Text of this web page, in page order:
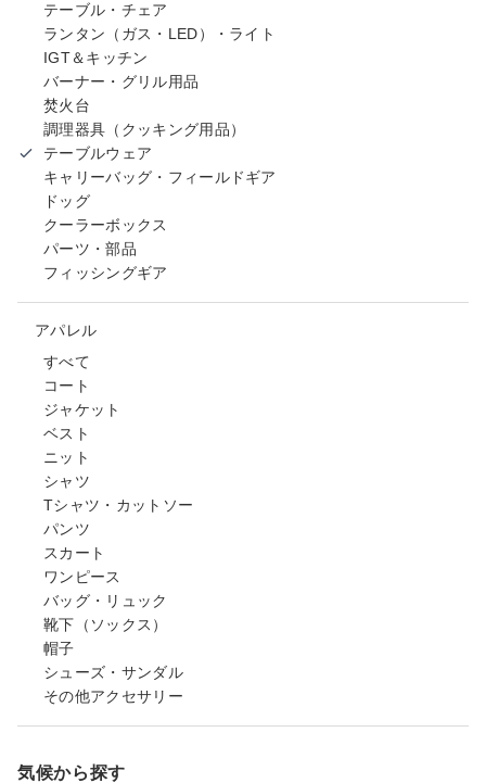
テーブル・チェア
ランタン（ガス・LED）・ライト
IGT＆キッチン
バーナー・グリル用品
焚火台
調理器具（クッキング用品）
テーブルウェア
キャリーバッグ・フィールドギア
ドッグ
クーラーボックス
パーツ・部品
フィッシングギア
アパレル
すべて
コート
ジャケット
ベスト
ニット
シャツ
Tシャツ・カットソー
パンツ
スカート
ワンピース
バッグ・リュック
靴下（ソックス）
帽子
シューズ・サンダル
その他アクセサリー
気候から探す